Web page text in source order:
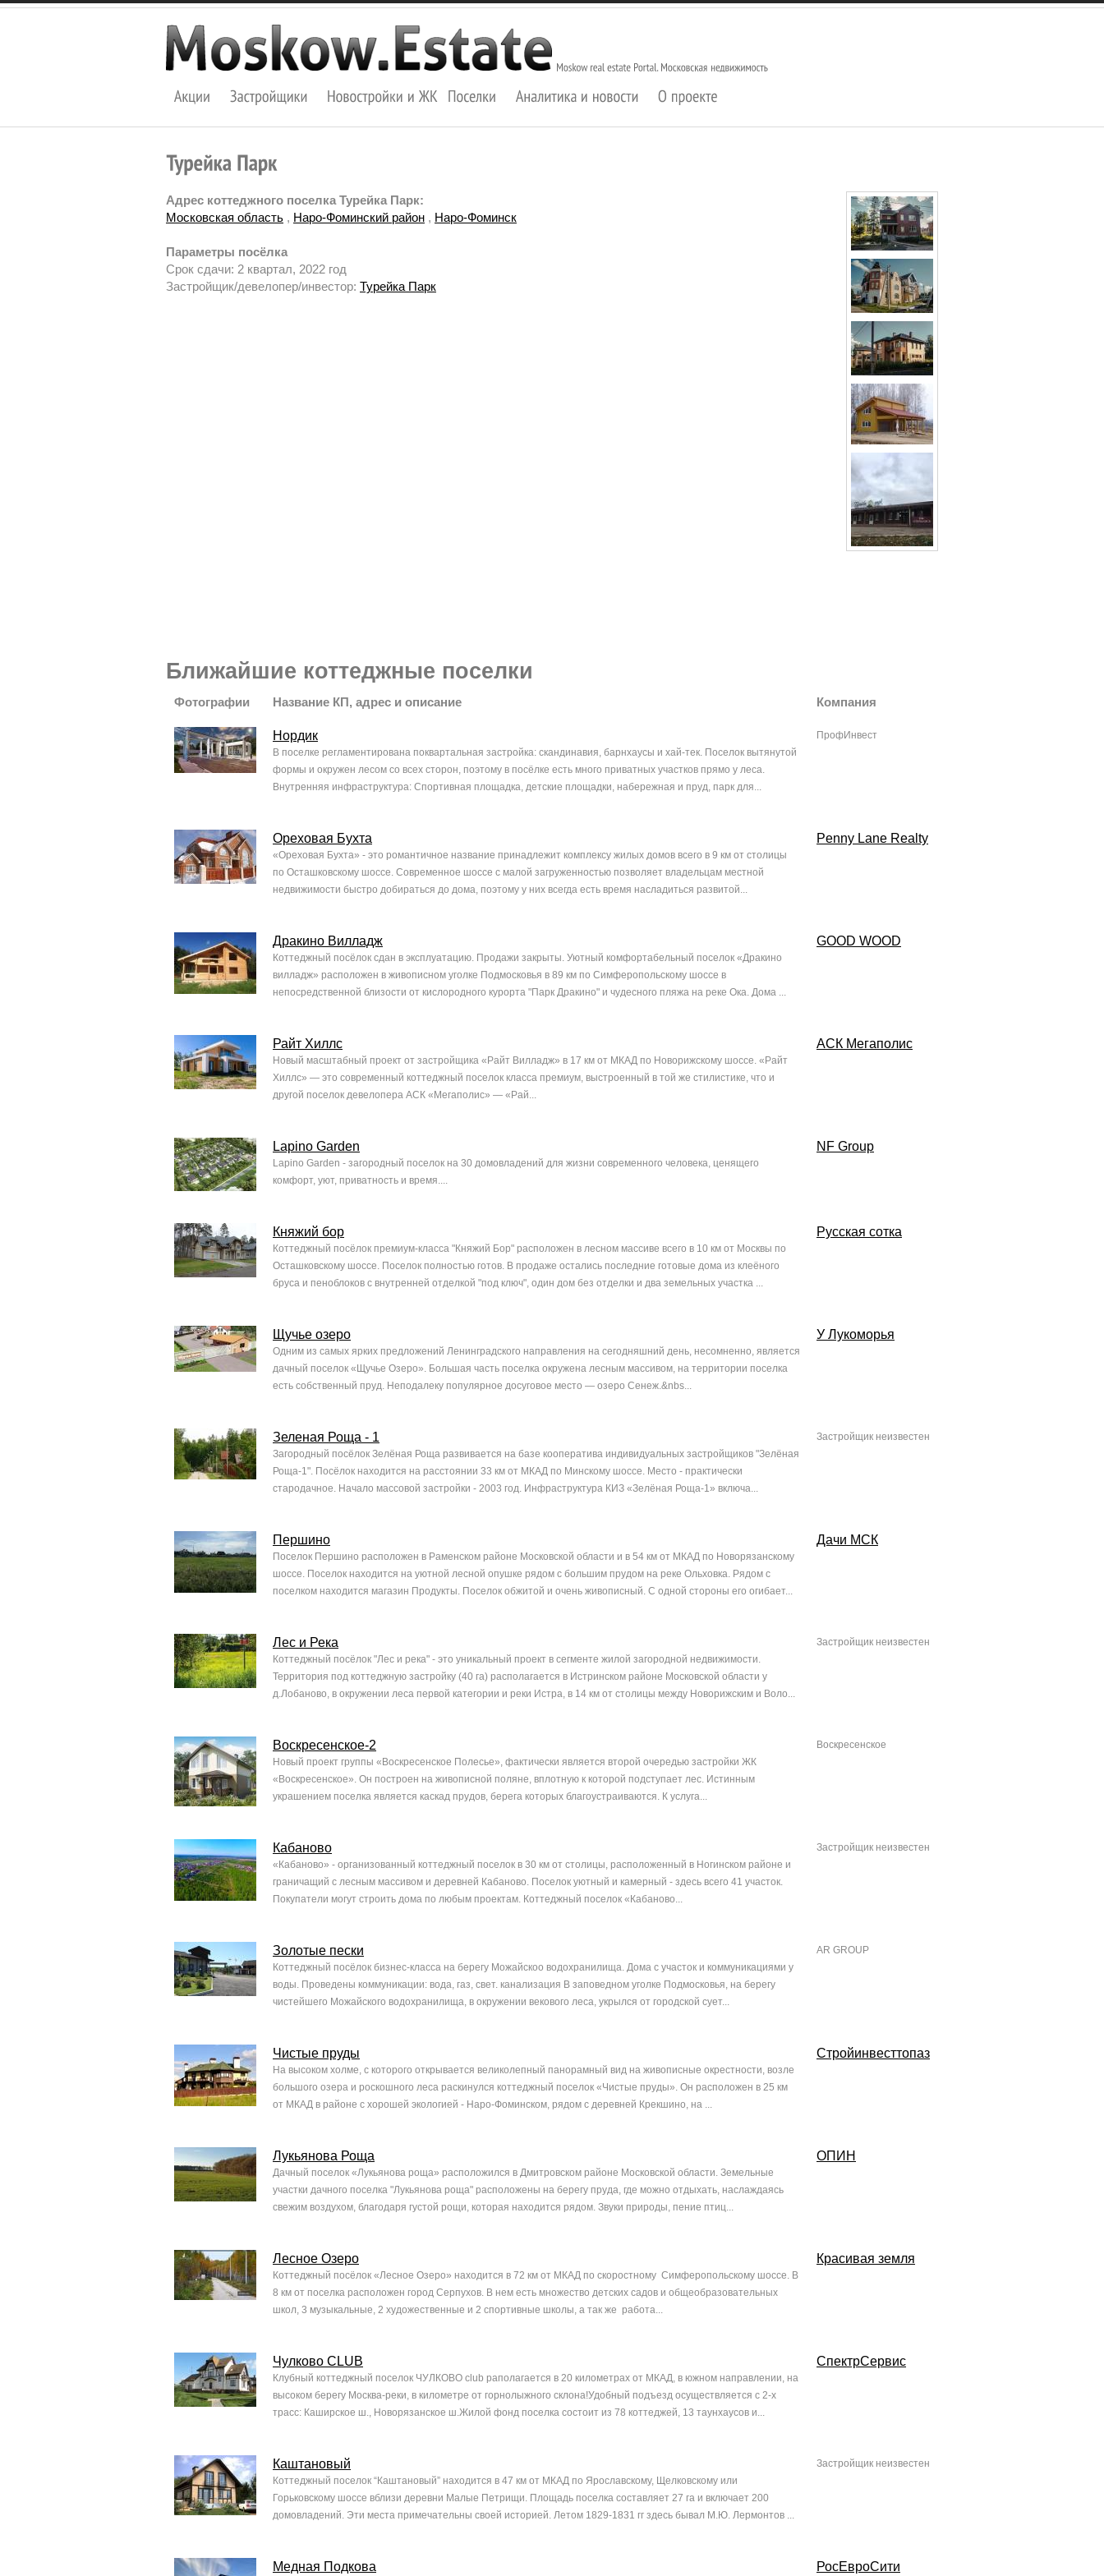
Адрес коттеджного поселка Турейка Парк:
Московская область , Наро-Фоминский район , Наро-Фоминск
Параметры посёлка
Срок сдачи: 2 квартал, 2022 год
Застройщик/девелопер/инвестор: Турейка Парк
Ближайшие коттеджные поселки
Фотографии Название КП, адрес и описание Компания
Нордик
В поселке регламентирована поквартальная застройка: скандинавия, барнхаусы и хай-тек. Поселок вытянутой
формы и окружен лесом со всех сторон, поэтому в посёлке есть много приватных участков прямо у леса.
Внутренняя инфраструктура: Спортивная площадка, детские площадки, набережная и пруд, парк для...
ПрофИнвест
Ореховая Бухта
«Ореховая Бухта» - это романтичное название принадлежит комплексу жилых домов всего в 9 км от столицы
по Осташковскому шоссе. Современное шоссе с малой загруженностью позволяет владельцам местной
недвижимости быстро добираться до дома, поэтому у них всегда есть время насладиться развитой...
Penny Lane Realty
Дракино Вилладж
Коттеджный посёлок сдан в эксплуатацию. Продажи закрыты. Уютный комфортабельный поселок «Дракино
вилладж» расположен в живописном уголке Подмосковья в 89 км по Симферопольскому шоссе в
непосредственной близости от кислородного курорта "Парк Дракино" и чудесного пляжа на реке Ока. Дома ...
GOOD WOOD
Райт Хиллс
Новый масштабный проект от застройщика «Райт Вилладж» в 17 км от МКАД по Новорижскому шоссе. «Райт
Хиллс» — это современный коттеджный поселок класса премиум, выстроенный в той же стилистике, что и
другой поселок девелопера АСК «Мегаполис» — «Рай...
АСК Мегаполис
Lapino Garden
Lapino Garden - загородный поселок на 30 домовладений для жизни современного человека, ценящего
комфорт, уют, приватность и время....
NF Group
Княжий бор
Коттеджный посёлок премиум-класса "Княжий Бор" расположен в лесном массиве всего в 10 км от Москвы по
Осташковскому шоссе. Поселок полностью готов. В продаже остались последние готовые дома из клеёного
бруса и пеноблоков с внутренней отделкой "под ключ", один дом без отделки и два земельных участка ...
Русская сотка
Щучье озеро
Одним из самых ярких предложений Ленинградского направления на сегодняшний день, несомненно, является
дачный поселок «Щучье Озеро». Большая часть поселка окружена лесным массивом, на территории поселка
есть собственный пруд. Неподалеку популярное досуговое место — озеро Сенеж.&nbs...
У Лукоморья
Зеленая Роща - 1
Загородный посёлок Зелёная Роща развивается на базе кооператива индивидуальных застройщиков "Зелёная
Роща-1". Посёлок находится на расстоянии 33 км от МКАД по Минскому шоссе. Место - практически
стародачное. Начало массовой застройки - 2003 год. Инфраструктура КИЗ «Зелёная Роща-1» включа...
Застройщик неизвестен
Першино
Поселок Першино расположен в Раменском районе Московской области и в 54 км от МКАД по Новорязанскому
шоссе. Поселок находится на уютной лесной опушке рядом с большим прудом на реке Ольховка. Рядом с
поселком находится магазин Продукты. Поселок обжитой и очень живописный. С одной стороны его огибает...
Дачи МСК
Лес и Река
Коттеджный посёлок "Лес и река" - это уникальный проект в сегменте жилой загородной недвижимости.
Территория под коттеджную застройку (40 га) располагается в Истринском районе Московской области у
д.Лобаново, в окружении леса первой категории и реки Истра, в 14 км от столицы между Новорижским и Воло...
Застройщик неизвестен
Воскресенское-2
Новый проект группы «Воскресенское Полесье», фактически является второй очередью застройки ЖК
«Воскресенское». Он построен на живописной поляне, вплотную к которой подступает лес. Истинным
украшением поселка является каскад прудов, берега которых благоустраиваются. К услуга...
Воскресенское
Кабаново
«Кабаново» - организованный коттеджный поселок в 30 км от столицы, расположенный в Ногинском районе и
граничащий с лесным массивом и деревней Кабаново. Поселок уютный и камерный - здесь всего 41 участок.
Покупатели могут строить дома по любым проектам. Коттеджный поселок «Кабаново...
Застройщик неизвестен
Золотые пески
Коттеджный посёлок бизнес-класса на берегу Можайскоо водохранилища. Дома с участок и коммуникациями у
воды. Проведены коммуникации: вода, газ, свет. канализация В заповедном уголке Подмосковья, на берегу
чистейшего Можайского водохранилища, в окружении векового леса, укрылся от городской сует...
AR GROUP
Чистые пруды
На высоком холме, с которого открывается великолепный панорамный вид на живописные окрестности, возле
большого озера и роскошного леса раскинулся коттеджный поселок «Чистые пруды». Он расположен в 25 км
от МКАД в районе с хорошей экологией - Наро-Фоминском, рядом с деревней Крекшино, на ...
Стройинвесттопаз
Лукьянова Роща
Дачный поселок «Лукьянова роща» расположился в Дмитровском районе Московской области. Земельные
участки дачного поселка "Лукьянова роща" расположены на берегу пруда, где можно отдыхать, наслаждаясь
свежим воздухом, благодаря густой рощи, которая находится рядом. Звуки природы, пение птиц...
ОПИН
Лесное Озеро
Коттеджный посёлок «Лесное Озеро» находится в 72 км от МКАД по скоростному Симферопольскому шоссе. В
8 км от поселка расположен город Серпухов. В нем есть множество детских садов и общеобразовательных
школ, 3 музыкальные, 2 художественные и 2 спортивные школы, а так же работа...
Красивая земля
Чулково CLUB
Клубный коттеджный поселок ЧУЛКОВО club раполагается в 20 километрах от МКАД, в южном направлении, на
высоком берегу Москва-реки, в километре от горнолыжного склона!Удобный подъезд осуществляется с 2-х
трасс: Каширское ш., Новорязанское ш.Жилой фонд поселка состоит из 78 коттеджей, 13 таунхаусов и...
СпектрСервис
Каштановый
Коттеджный поселок “Каштановый” находится в 47 км от МКАД по Ярославскому, Щелковскому или
Горьковскому шоссе вблизи деревни Малые Петрищи. Площадь поселка составляет 27 га и включает 200
домовладений. Эти места примечательны своей историей. Летом 1829-1831 гг здесь бывал М.Ю. Лермонтов ...
Застройщик неизвестен
Медная Подкова РосЕвроСити